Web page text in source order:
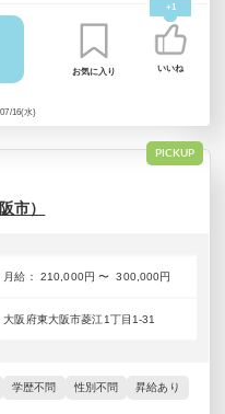
16(水)
お気に入り
+1
いいね
PICKUP
市）
学歴不問 性別不問
昇給あり
月給： 210,000円 〜 300,000円
大阪府東大阪市菱江1丁目1-31